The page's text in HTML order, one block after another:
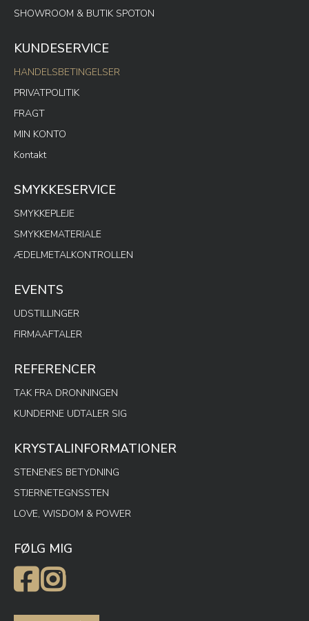
SHOWROOM & BUTIK SPOTON
KUNDESERVICE
HANDELSBETINGELSER
PRIVATPOLITIK
FRAGT
MIN KONTO
Kontakt
SMYKKESERVICE
SMYKKEPLEJE
SMYKKEMATERIALE
ÆDELMETALKONTROLLEN
EVENTS
UDSTILLINGER
FIRMAAFTALER
REFERENCER
TAK FRA DRONNINGEN
KUNDERNE UDTALER SIG
KRYSTALINFORMATIONER
STENENES BETYDNING
STJERNETEGNSSTEN
LOVE, WISDOM & POWER
FØLG MIG